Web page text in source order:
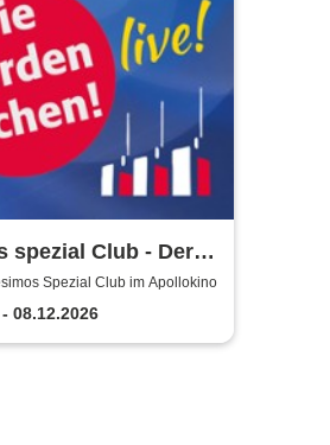
spezial Club - Der
Spezial Club im Apollokino
08.12.2026